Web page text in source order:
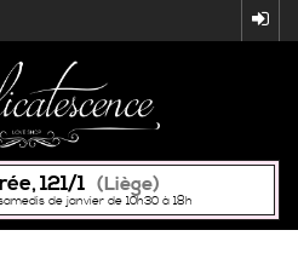
121/1 (Liège)
de janvier de 10h30 à 18h